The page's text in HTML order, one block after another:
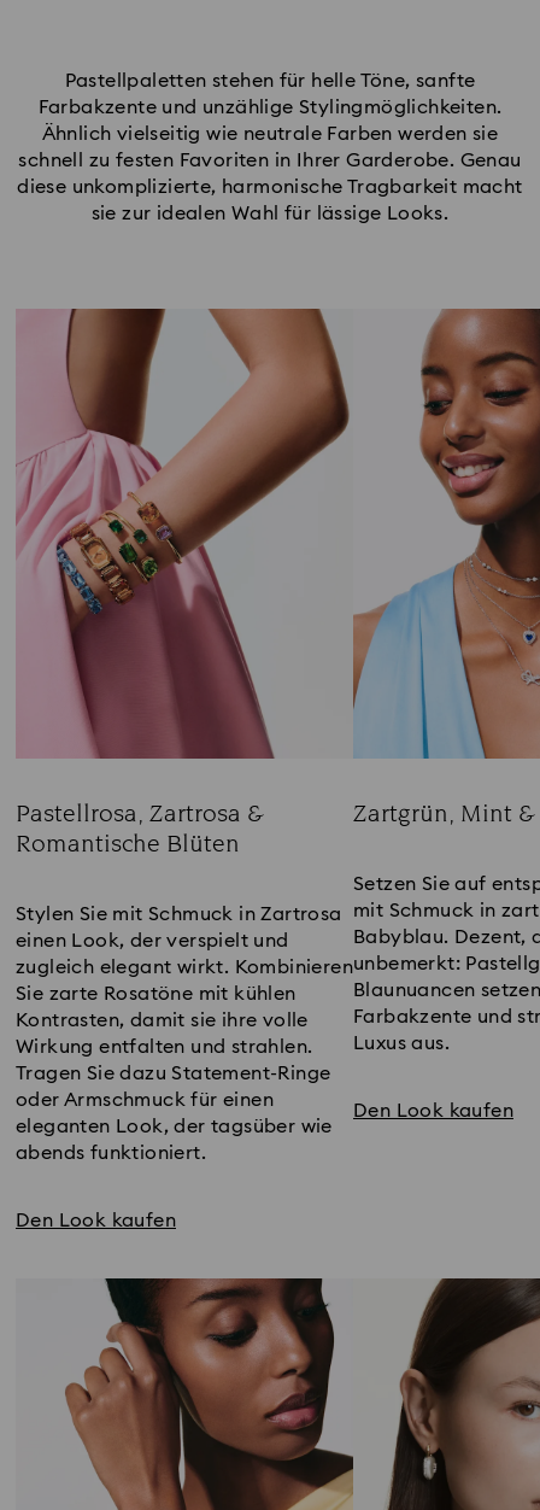
Pastellpaletten stehen für helle Töne, sanfte
Farbakzente und unzählige Stylingmöglichkeiten.
Ähnlich vielseitig wie neutrale Farben werden sie
schnell zu festen Favoriten in Ihrer Garderobe. Genau
diese unkomplizierte, harmonische Tragbarkeit macht
sie zur idealen Wahl für lässige Looks.
Pastellrosa, Zartrosa &
Romantische Blüten
Stylen Sie mit Schmuck in Zartrosa
einen Look, der verspielt und
zugleich elegant wirkt. Kombinieren
Sie zarte Rosatöne mit kühlen
Kontrasten, damit sie ihre volle
Wirkung entfalten und strahlen.
Tragen Sie dazu Statement-Ringe
oder Armschmuck für einen
eleganten Look, der tagsüber wie
abends funktioniert.
Den Look kaufen
Zartgrün, Mint
Setzen Sie auf
mit Schmuck in
Babyblau. Dezent,
unbemerkt:
Blaunuancen
Farbakzente und
Luxus aus.
Den Look kaufen